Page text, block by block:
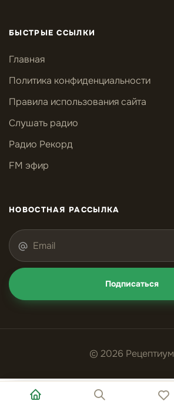
БЫСТРЫЕ ССЫЛКИ
Главная
Политика конфиденциальности
Правила использования сайта
Слушать радио
Радио Рекорд
FM эфир
НОВОСТНАЯ РАССЫЛКА
Подписаться
© 2026 Рецептиум